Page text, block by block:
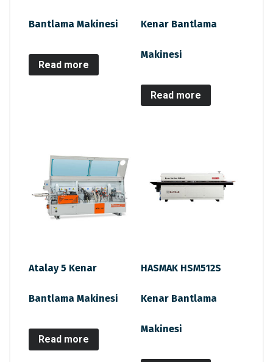
Bantlama Makinesi
Read more
Kenar Bantlama
Makinesi
Read more
Atalay 5 Kenar
Bantlama Makinesi
Read more
HASMAK HSM512S
Kenar Bantlama
Makinesi